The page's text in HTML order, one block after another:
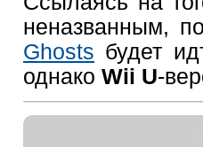
неназванным,
Ghosts будет
однако Wii U-